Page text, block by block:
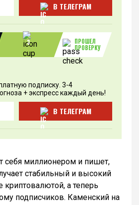
В ТЕЛЕГРАМ
3
ПРОШЕЛ
ПРОВЕРКУ
подписку. 3-4
+ экспресс каждый день!
В ТЕЛЕГРАМ
себя миллионером и пишет,
стабильный и высокий
криптовалютой, а теперь
подписчиков. Каменский на